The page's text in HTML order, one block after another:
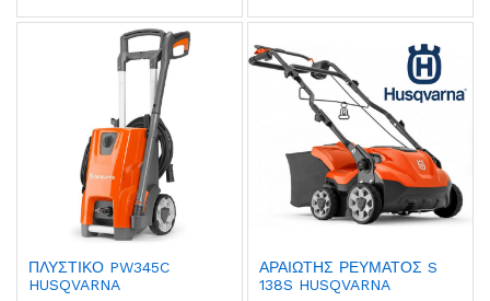
ΠΛΥΣΤΙΚΟ PW345C
HUSQVARNA
ΑΡΑΙΩΤΗΣ ΡΕΥΜΑΤΟΣ S
138S HUSQVARNA